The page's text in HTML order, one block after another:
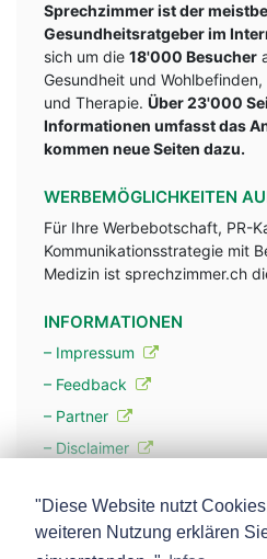
Sprechzimmer ist der
Gesundheitsratgeber im
sich um die 18'000 Besucher
Gesundheit und
und Therapie. Über 23'000
Informationen umfasst das
kommen neue Seiten dazu.
WERBEMÖGLICHKEITEN
Für Ihre Werbebotschaft, PR-
Kommunikationsstrategie mit
Medizin ist sprechzimmer.ch
INFORMATIONEN
– Impressum
– Feedback
– Partner
– Disclaimer
– Werbung
"Diese Website nutzt
weiteren Nutzung erklären